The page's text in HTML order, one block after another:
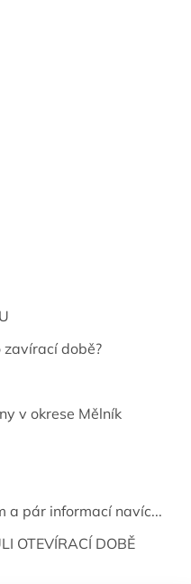
zavírací době?
v okrese Mělník
a pár informací navíc...
OTEVÍRACÍ DOBĚ